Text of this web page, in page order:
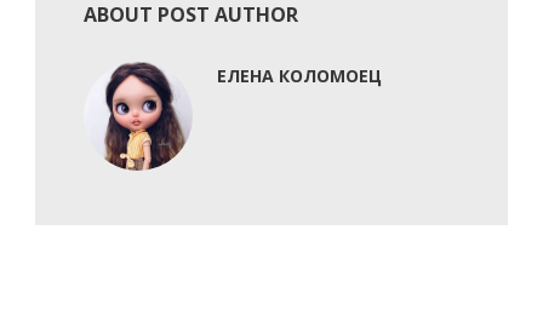
ABOUT POST AUTHOR
ЕЛЕНА КОЛОМОЕЦ